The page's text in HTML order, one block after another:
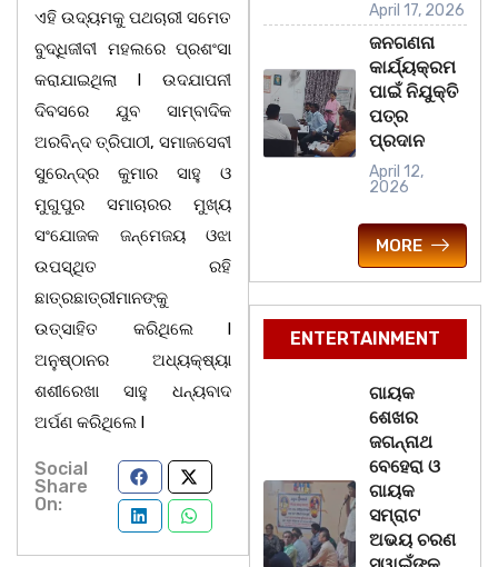
ଏହି ଉଦ୍ୟମକୁ ପଥଚାରୀ ସମେତ
ବୁଦ୍ଧିଜୀବୀ ମହଲରେ ପ୍ରଶଂସା
କରାଯାଇଥିଲା l ଉଦଯାପନୀ
ଦିବସରେ ଯୁବ ସାମ୍ବାଦିକ
ଅରବିନ୍ଦ ତ୍ରିପାଠୀ, ସମାଜସେବୀ
ସୁରେନ୍ଦ୍ର କୁମାର ସାହୁ ଓ
ମୁଗୁପୁର ସମାଚାରର ମୁଖ୍ୟ
ସଂଯୋଜକ ଜନ୍ମେଜୟ ଓଝା
ଉପସ୍ଥିତ ରହି
ଛାତ୍ରଛାତ୍ରୀମାନଙ୍କୁ
ଉତ୍ସାହିତ କରିଥିଲେ l
ଅନୁଷ୍ଠାନର ଅଧ୍ୟକ୍ଷ୍ୟା
ଶଶୀରେଖା ସାହୁ ଧନ୍ୟବାଦ
ଅର୍ପଣ କରିଥିଲେ l
Social
Share
On:
April 17, 2026
ଜନଗଣନା
କାର୍ଯ୍ୟକ୍ରମ
ପାଇଁ ନିଯୁକ୍ତି
ପତ୍ର
ପ୍ରଦାନ
April 12,
2026
MORE
ENTERTAINMENT
ଗାୟକ
ଶେଖର
ଜଗନ୍ନାଥ
ବେହେରା ଓ
ଗାୟକ
ସମ୍ରାଟ
ଅଭୟ ଚରଣ